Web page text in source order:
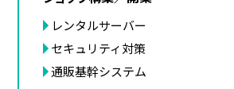
レンタルサーバー
セキュリティ対策
通販基幹システム